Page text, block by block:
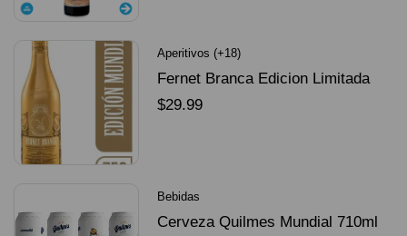
Aperitivos (+18)
Fernet Branca Edicion Limitada
Dorado Mundial
$29.99
Bebidas
Cerveza Quilmes Mundial 710ml